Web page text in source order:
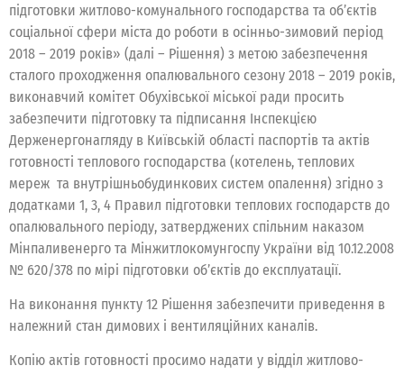
підготовки житлово-комунального господарства та об’єктів
соціальної сфери міста до роботи в осінньо-зимовий період
2018 – 2019 років» (далі – Рішення) з метою забезпечення
сталого проходження опалювального сезону 2018 – 2019 років,
виконавчий комітет Обухівської міської ради просить
забезпечити підготовку та підписання Інспекцією
Держенергонагляду в Київській області паспортів та актів
готовності теплового господарства (котелень, теплових
мереж та внутрішньобудинкових систем опалення) згідно з
додатками 1, 3, 4 Правил підготовки теплових господарств до
опалювального періоду, затверджених спільним наказом
Мінпаливенерго та Мінжитлокомунгоспу України від 10.12.2008
№ 620/378 по мірі підготовки об’єктів до експлуатації.
На виконання пункту 12 Рішення забезпечити приведення в
належний стан димових і вентиляційних каналів.
Копію актів готовності просимо надати у відділ житлово-